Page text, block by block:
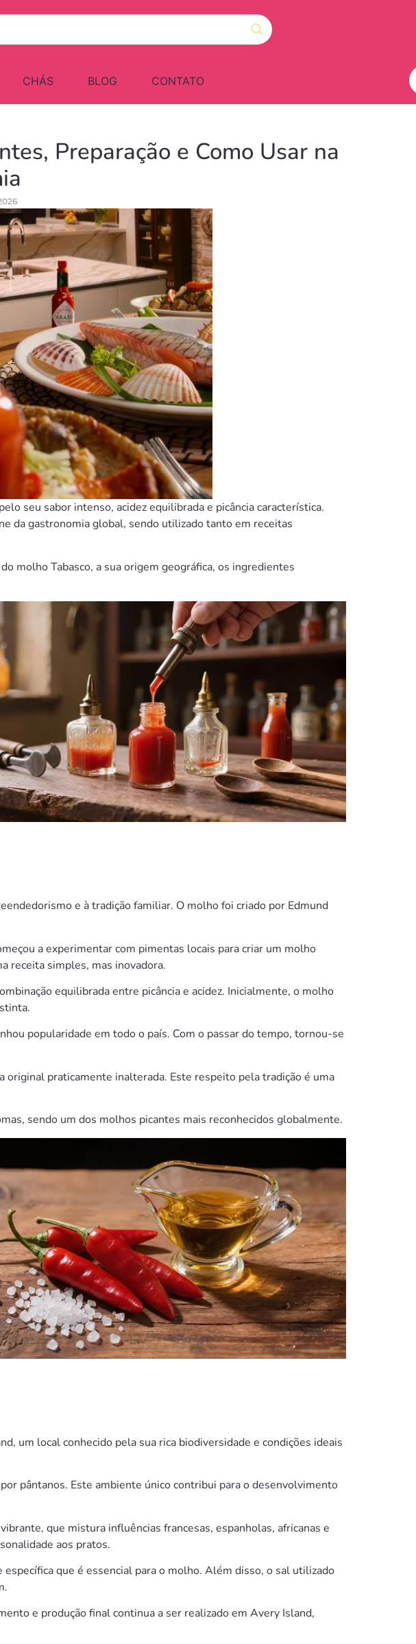
CHÁS BLOG CONTATO
Preparação e Como Usar na
seu sabor intenso, acidez equilibrada e picância característica.
da gastronomia global, sendo utilizado tanto em receitas
molho Tabasco, a sua origem geográfica, os ingredientes
e à tradição familiar. O molho foi criado por Edmund
a experimentar com pimentas locais para criar um molho
receita simples, mas inovadora.
equilibrada entre picância e acidez. Inicialmente, o molho
popularidade em todo o país. Com o passar do tempo, tornou-se
original praticamente inalterada. Este respeito pela tradição é uma
sendo um dos molhos picantes mais reconhecidos globalmente.
um local conhecido pela sua rica biodiversidade e condições ideais
pântanos. Este ambiente único contribui para o desenvolvimento
que mistura influências francesas, espanholas, africanas e
aos pratos.
que é essencial para o molho. Além disso, o sal utilizado
e produção final continua a ser realizado em Avery Island,